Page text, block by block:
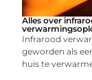
Alles over
Infrarood
geworden als
huis te